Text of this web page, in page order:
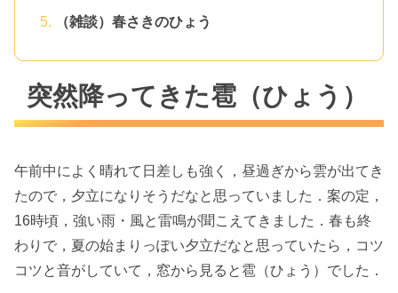
（雑談）春さきのひょう
突然降ってきた雹（ひょう）
午前中によく晴れて日差しも強く，昼過ぎから雲が出てき
たので，夕立になりそうだなと思っていました．案の定，
16時頃，強い雨・風と雷鳴が聞こえてきました．春も終
わりで，夏の始まりっぽい夕立だなと思っていたら，コツ
コツと音がしていて，窓から見ると雹（ひょう）でした．